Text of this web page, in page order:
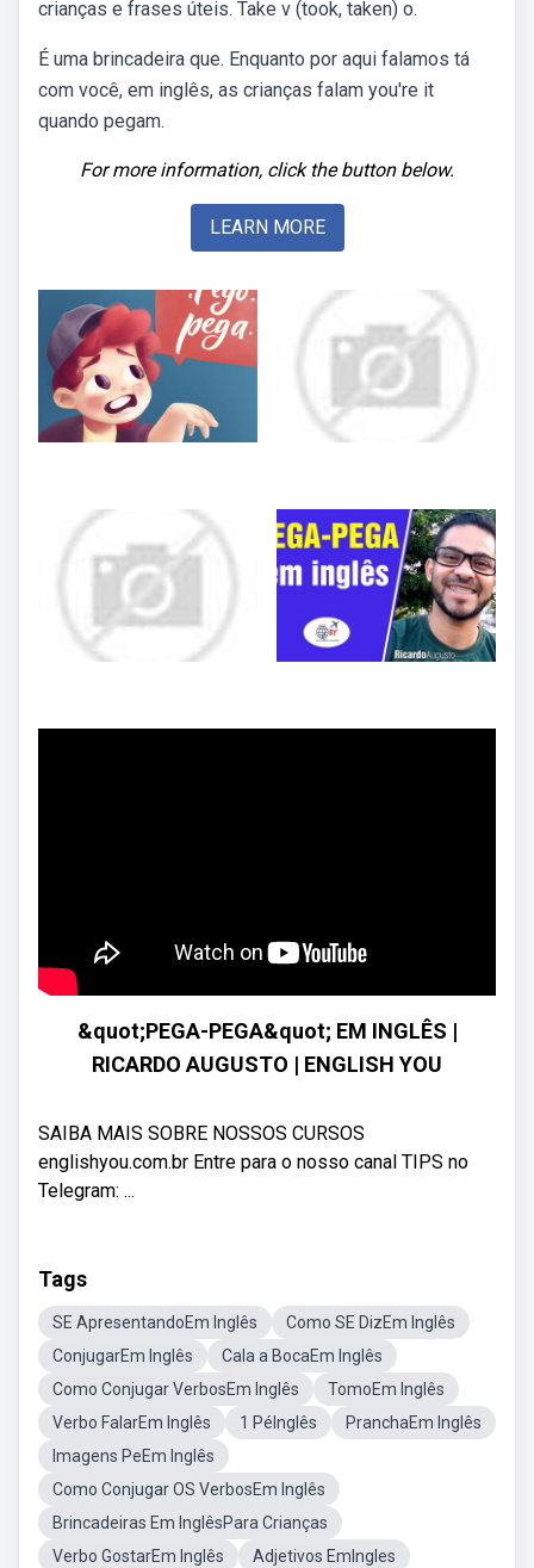
crianças e frases úteis. Take v (took, taken) o.
É uma brincadeira que. Enquanto por aqui falamos tá
com você, em inglês, as crianças falam you're it
quando pegam.
For more information, click the button below.
LEARN MORE
&quot;PEGA-PEGA&quot; EM INGLÊS |
RICARDO AUGUSTO | ENGLISH YOU
SAIBA MAIS SOBRE NOSSOS CURSOS
englishyou.com.br Entre para o nosso canal TIPS no
Telegram: ...
Tags
SE ApresentandoEm Inglês
Como SE DizEm Inglês
ConjugarEm Inglês
Cala a BocaEm Inglês
Como Conjugar VerbosEm Inglês
TomoEm Inglês
Verbo FalarEm Inglês
1 PéInglês
PranchaEm Inglês
Imagens PeEm Inglês
Como Conjugar OS VerbosEm Inglês
Brincadeiras Em InglêsPara Crianças
Verbo GostarEm Inglês
Adjetivos EmIngles